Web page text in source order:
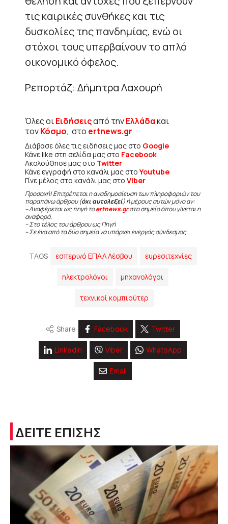
τις καιρικές συνθήκες και τις
δυσκολίες της πανδημίας, ενώ οι
στόχοι τους υπερβαίνουν το απλό
οικονομικό όφελος.
Ρεπορτάζ: Δήμητρα Λαχουρή
Όλες οιΕιδήσειςαπό τηνΕλλάδακαι
τονΚόσμο, στο ertnews.gr
Διάβασε όλες τις ειδήσεις μας στο Google
Κάνε like στη σελίδα μας στο Facebook
Ακολούθησε μας στο Twitter
Κάνε εγγραφή στο κανάλι μας στοYoutube
Γίνε μέλος στο κανάλι μας στο Viber
Προσοχή! Επιτρέπεται η αναδημοσίευση των πληροφοριών του
παραπάνω άρθρου (όχι αυτολεξεί) ή μέρους αυτών μόνο αν:
– Αναφέρεται ως πηγή τοertnews.grστο σημείο όπου γίνεται η
αναφορά.
– Στο τέλος του άρθρου ως Πηγή
– Σε ένα από τα δύο σημεία να υπάρχει ενεργός σύνδεσμος
TAGS εσπερινό ΕΠΑΛ Λέσβου ευρεσιτεχνίες
ηλεκτρολόγοι μηχανολόγοι
τεχνικοί κομπιούτερ
Share Facebook Twitter
Linkedin Viber WhatsApp
Email
ΔΕΙΤΕ ΕΠΙΣΗΣ